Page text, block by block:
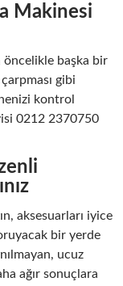
Makinesi
öncelikle başka bir
gibi
kontrol
0212 2370750
aksesuarları iyice
bir yerde
ucuz
ağır sonuçlara